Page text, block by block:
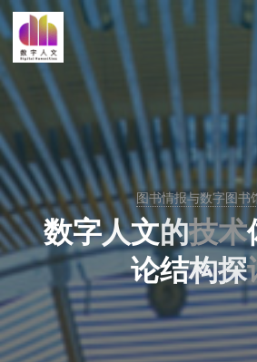
跳
至
内
容
数字人
文 |
DHCN
图书情报与数字图书
数字人文的技术
论结构探